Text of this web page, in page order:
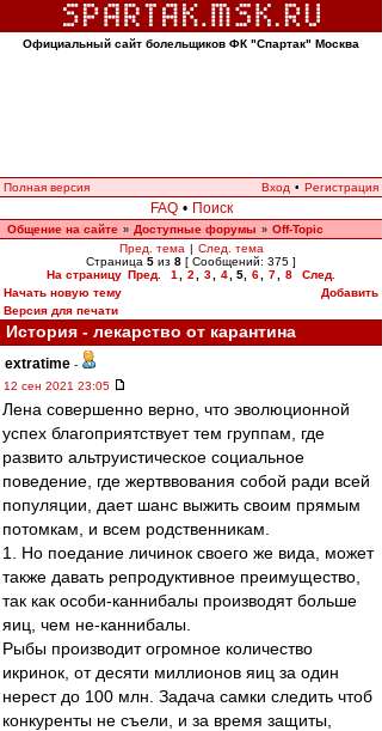
Официальный сайт болельщиков ФК "Спартак" Москва
Полная версия Вход • Регистрация
FAQ • Поиск
Общение на сайте » Доступные форумы » Off-Topic
Пред. тема | След. тема
Страница 5 из 8 [ Сообщений: 375 ]
На страницу Пред. 1 2 3 4 5 6 7 8
След.
Начать новую тему
Добавить
Версия для печати
История - лекарство от карантина
extratime -
12 сен 2021 23:05
Лена совершенно верно, что эволюционной
успех благоприятствует тем группам, где
развито альтруистическое социальное
поведение, где жертввования собой ради всей
популяции, дает шанс выжить своим прямым
потомкам, и всем родственникам.
1. Но поедание личинок своего же вида, может
также давать репродуктивное преимущество,
так как особи-каннибалы производят больше
яиц, чем не-каннибалы.
Рыбы производит огромное количество
икринок, от десяти миллионов яиц за один
нерест до 100 млн. Задача самки следить чтоб
конкуренты не съели, и за время защиты,